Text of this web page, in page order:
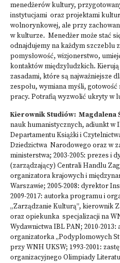
menedżerów kultury,
instytucjami oraz projektami
wolnorynkowej, ale przy
w kulturze. Menedżer może stać
odnajdujemy na każdym szczeblu
pomysłowość, wizjonerstwo,
kontaktów międzyludzkich.
zasadami, które są najważniejsze
zespołu, wymiana myśli,
pracy. Potrafią wyzwolić ukryty w
Kierownik Studiów: Magdalena
nauk humanistycznych, adiunkt w
Departamentu Książki i
Dziedzictwa Narodowego oraz w
ministerstwa; 2003-2005: prezes i
(zarządzający) Centrali Handlu
organizatora krajowych i
Warszawie; 2005-2008: dyrektor
2009-2017: autorka programu i
„Zarządzanie Kulturą”, kierownik
oraz opiekunka specjalizacji na
Wydawnictwa IBL PAN; 2010-
organizatorka „Podyplomowych
przy WNH UKSW; 1993-2001:
organizacyjnego Olimpiady